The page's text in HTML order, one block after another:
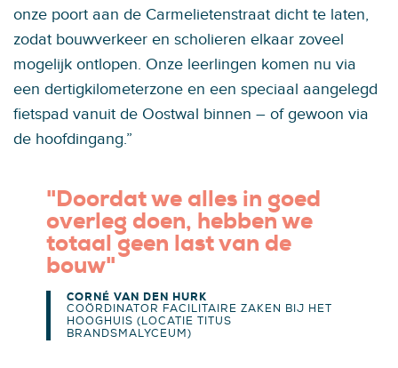
onze poort aan de Carmelietenstraat dicht te laten,
zodat bouwverkeer en scholieren elkaar zoveel
mogelijk ontlopen. Onze leerlingen komen nu via
een dertigkilometerzone en een speciaal aangelegd
fietspad vanuit de Oostwal binnen – of gewoon via
de hoofdingang.”
"Doordat we alles in goed
overleg doen, hebben we
totaal geen last van de
bouw"
CORNÉ VAN DEN HURK
COÖRDINATOR FACILITAIRE ZAKEN BIJ HET
HOOGHUIS (LOCATIE TITUS
BRANDSMALYCEUM)